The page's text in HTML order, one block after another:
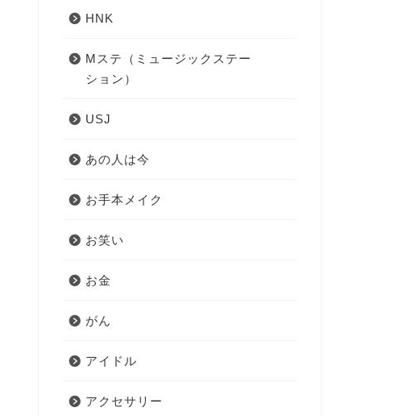
HNK
Mステ（ミュージックステー
ション）
USJ
あの人は今
お手本メイク
お笑い
お金
がん
アイドル
アクセサリー